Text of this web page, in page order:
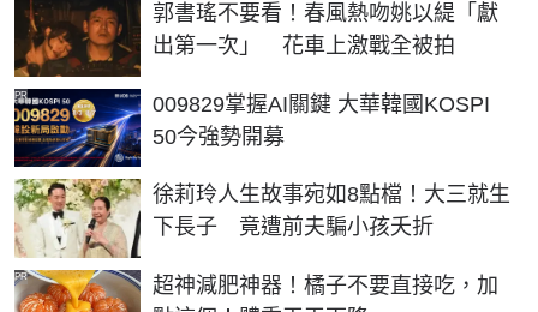
郭書瑤不要看！春風熱吻姚以緹「獻
出第一次」 花車上激戰全被拍
009829掌握AI關鍵 大華韓國KOSPI
50今強勢開募
PR
徐莉玲人生故事宛如8點檔！大三就生
下長子 竟遭前夫騙小孩夭折
超神減肥神器！橘子不要直接吃，加
PR